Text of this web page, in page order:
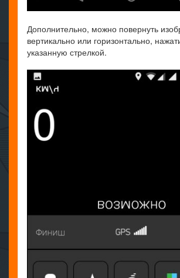
Дополнительно, можно повернуть
вертикально или горизонтально,
указанную стрелкой.